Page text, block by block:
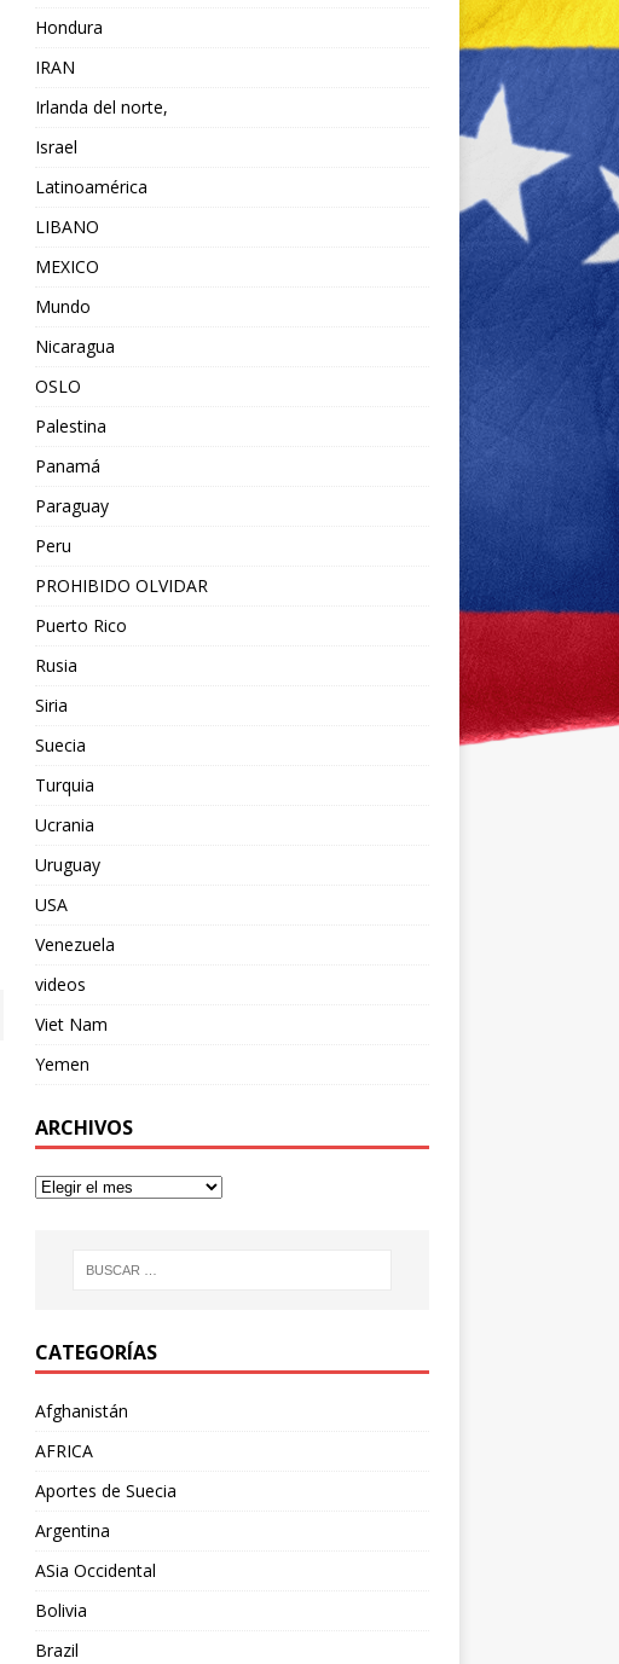
Hondura
IRAN
Irlanda del norte,
Israel
Latinoamérica
LIBANO
MEXICO
Mundo
Nicaragua
OSLO
Palestina
Panamá
Paraguay
Peru
PROHIBIDO OLVIDAR
Puerto Rico
Rusia
Siria
Suecia
Turquia
Ucrania
Uruguay
USA
Venezuela
videos
Viet Nam
Yemen
ARCHIVOS
CATEGORÍAS
Afghanistán
AFRICA
Aportes de Suecia
Argentina
ASia Occidental
Bolivia
Brazil